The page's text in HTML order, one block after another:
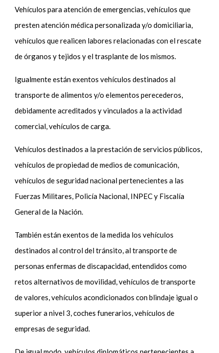
Vehículos para atención de emergencias, vehículos que
presten atención médica personalizada y/o domiciliaria,
vehículos que realicen labores relacionadas con el rescate
de órganos y tejidos y el trasplante de los mismos.
Igualmente están exentos vehículos destinados al
transporte de alimentos y/o elementos perecederos,
debidamente acreditados y vinculados a la actividad
comercial, vehículos de carga.
Vehículos destinados a la prestación de servicios públicos,
vehículos de propiedad de medios de comunicación,
vehículos de seguridad nacional pertenecientes a las
Fuerzas Militares, Policía Nacional, INPEC y Fiscalía
General de la Nación.
También están exentos de la medida los vehículos
destinados al control del tránsito, al transporte de
personas enfermas de discapacidad, entendidos como
retos alternativos de movilidad, vehículos de transporte
de valores, vehículos acondicionados con blindaje igual o
superior a nivel 3, coches funerarios, vehículos de
empresas de seguridad.